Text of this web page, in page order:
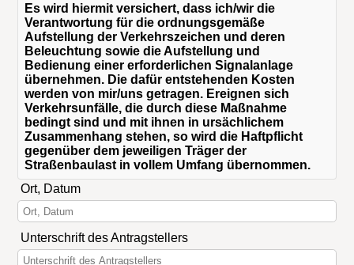
Es wird hiermit versichert, dass ich/wir die
Verantwortung für die ordnungsgemäße
Aufstellung der Verkehrszeichen und deren
Beleuchtung sowie die Aufstellung und
Bedienung einer erforderlichen Signalanlage
übernehmen. Die dafür entstehenden Kosten
werden von mir/uns getragen. Ereignen sich
Verkehrsunfälle, die durch diese Maßnahme
bedingt sind und mit ihnen in ursächlichem
Zusammenhang stehen, so wird die Haftpflicht
gegenüber dem jeweiligen Träger der
Straßenbaulast in vollem Umfang übernommen.
Ort, Datum
Unterschrift des Antragstellers